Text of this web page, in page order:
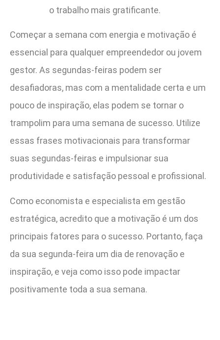
o trabalho mais gratificante.
Começar a semana com energia e motivação é
essencial para qualquer empreendedor ou jovem
gestor. As segundas-feiras podem ser
desafiadoras, mas com a mentalidade certa e um
pouco de inspiração, elas podem se tornar o
trampolim para uma semana de sucesso. Utilize
essas frases motivacionais para transformar
suas segundas-feiras e impulsionar sua
produtividade e satisfação pessoal e profissional.
Como economista e especialista em gestão
estratégica, acredito que a motivação é um dos
principais fatores para o sucesso. Portanto, faça
da sua segunda-feira um dia de renovação e
inspiração, e veja como isso pode impactar
positivamente toda a sua semana.